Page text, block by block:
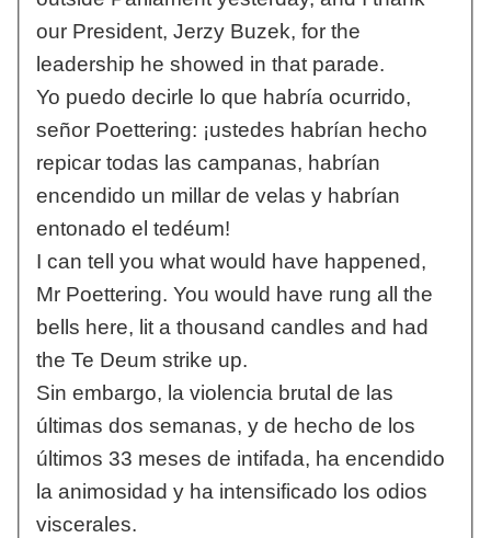
our President, Jerzy Buzek, for the
leadership he showed in that parade.
Yo puedo decirle lo que habría ocurrido,
señor Poettering: ¡ustedes habrían hecho
repicar todas las campanas, habrían
encendido un millar de velas y habrían
entonado el tedéum!
I can tell you what would have happened,
Mr Poettering. You would have rung all the
bells here, lit a thousand candles and had
the Te Deum strike up.
Sin embargo, la violencia brutal de las
últimas dos semanas, y de hecho de los
últimos 33 meses de intifada, ha encendido
la animosidad y ha intensificado los odios
viscerales.